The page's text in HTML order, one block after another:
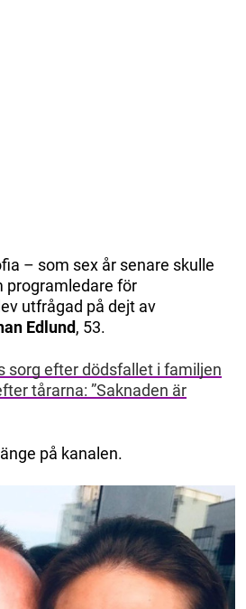
– som sex år senare skulle
programledare för
utfrågad på dejt av
Edlund, 53.
sorg efter dödsfallet i familjen
tårarna: ”Saknaden är
på kanalen.